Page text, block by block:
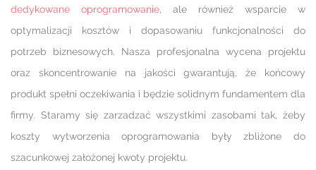
dedykowane oprogramowanie, ale również wsparcie w
optymalizacji kosztów i dopasowaniu funkcjonalności do
potrzeb biznesowych. Nasza profesjonalna wycena projektu
oraz skoncentrowanie na jakości gwarantują, że końcowy
produkt spełni oczekiwania i będzie solidnym fundamentem dla
firmy. Staramy się zarzadzać wszystkimi zasobami tak, żeby
koszty wytworzenia oprogramowania były zbliżone do
szacunkowej założonej kwoty projektu.